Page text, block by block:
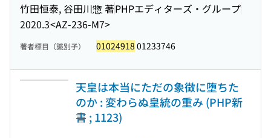
竹田恒泰, 谷田川惣 著PHPエディターズ・グループ
2020.3<AZ-236-M7>
著者標目（識別子） 01024918 01233746
天皇は本当にただの象徴に堕ちた
のか : 変わらぬ皇統の重み (PHP新
書 ; 1123)